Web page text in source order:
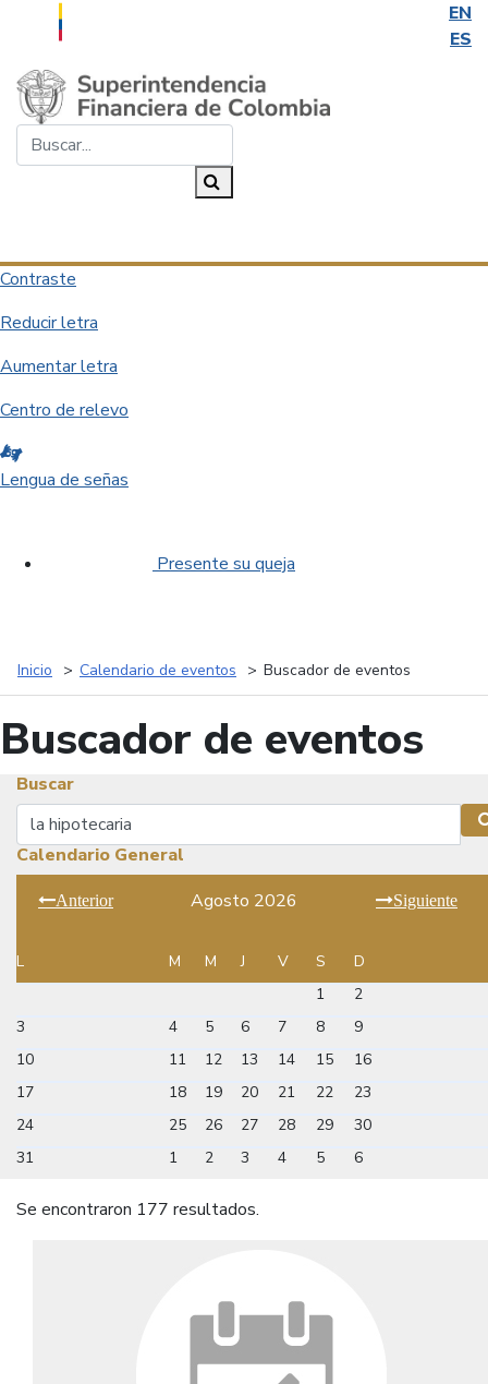
EN
ES
Saltar al contenido principal
Contraste
Reducir letra
Aumentar letra
Centro de relevo
Lengua de señas
Presente su queja
Inicio Calendario de eventos Buscador de eventos
Buscador de eventos
Buscar
Buscar
Calendario General
Anterior Agosto 2026 Siguiente
L M M J V S
D
1
2
3
4 5 6 7 8
9
10
11 12 13 14 15
16
17
18 19 20 21 22
23
24
25 26 27 28 29
30
31
1 2 3 4 5 6
Se encontraron 177 resultados.